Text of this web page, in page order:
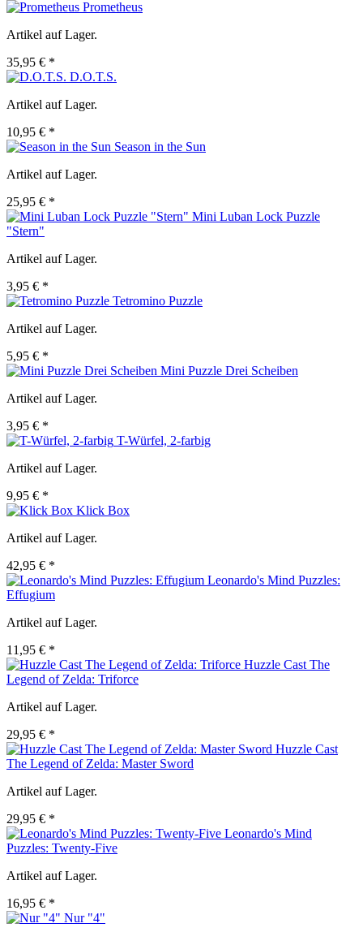
Prometheus
Artikel auf Lager.
35,95 € *
D.O.T.S.
Artikel auf Lager.
10,95 € *
Season in the Sun
Artikel auf Lager.
25,95 € *
Mini Luban Lock Puzzle
"Stern"
Artikel auf Lager.
3,95 € *
Tetromino Puzzle
Artikel auf Lager.
5,95 € *
Mini Puzzle Drei Scheiben
Artikel auf Lager.
3,95 € *
T-Würfel, 2-farbig
Artikel auf Lager.
9,95 € *
Klick Box
Artikel auf Lager.
42,95 € *
Leonardo's Mind Puzzles:
Effugium
Artikel auf Lager.
11,95 € *
Huzzle Cast The
Legend of Zelda: Triforce
Artikel auf Lager.
29,95 € *
Huzzle Cast
The Legend of Zelda: Master Sword
Artikel auf Lager.
29,95 € *
Leonardo's Mind
Puzzles: Twenty-Five
Artikel auf Lager.
16,95 € *
Nur "4"